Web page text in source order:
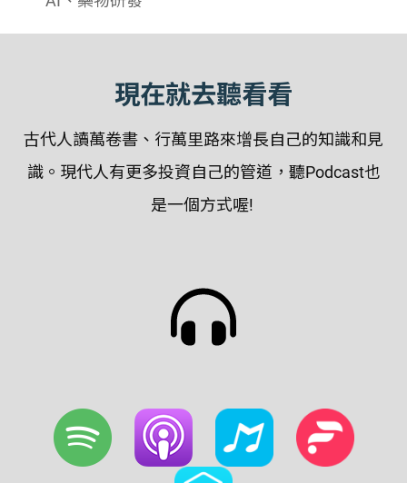
現在就去聽看看
古代人讀萬卷書、行萬里路來增長自己的知識和見
識。現代人有更多投資自己的管道，聽Podcast也
是一個方式喔!